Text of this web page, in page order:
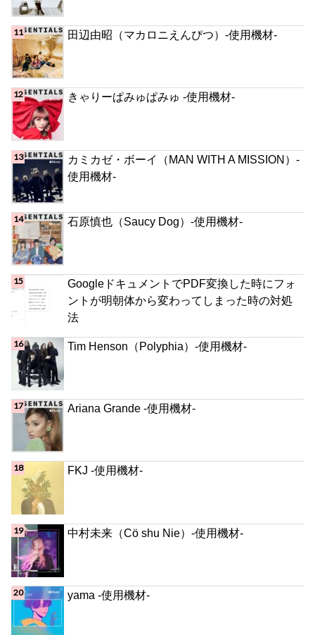
田辺由昭（マカロニえんぴつ）-使用機材-
きゃりーぱみゅぱみゅ -使用機材-
カミカゼ・ボーイ（MAN WITH A MISSION）-
使用機材-
石原慎也（Saucy Dog）-使用機材-
GoogleドキュメントでPDF変換した時にフォ
ントが明朝体から変わってしまった時の対処
法
Tim Henson（Polyphia）-使用機材-
Ariana Grande -使用機材-
FKJ -使用機材-
中村未来（Cö shu Nie）-使用機材-
yama -使用機材-